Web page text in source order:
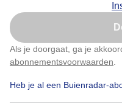
Als je doorgaat, ga je
abonnementsvoorwaarden
Heb je al een Buienradar-
maar goed weer om
gaan...
Nu niet,
Klik hier